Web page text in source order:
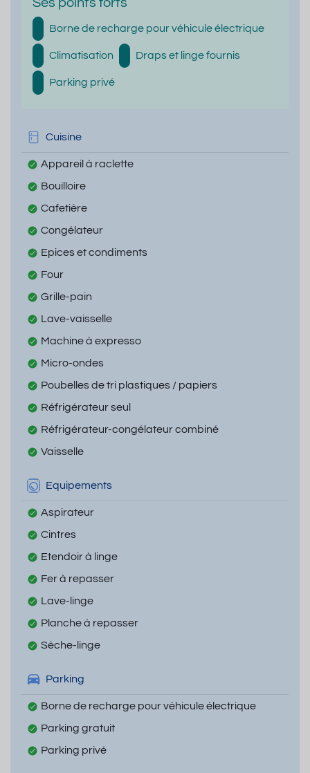
Borne de recharge pour véhicule électrique
Climatisation Draps et linge fournis
Parking privé
Cuisine
Appareil à raclette
Bouilloire
Cafetière
Congélateur
Epices et condiments
Four
Grille-pain
Lave-vaisselle
Machine à expresso
Micro-ondes
Poubelles de tri plastiques / papiers
Réfrigérateur seul
Réfrigérateur-congélateur combiné
Vaisselle
Equipements
Aspirateur
Cintres
Etendoir à linge
Fer à repasser
Lave-linge
Planche à repasser
Sèche-linge
Parking
Borne de recharge pour véhicule électrique
Parking gratuit
Parking privé